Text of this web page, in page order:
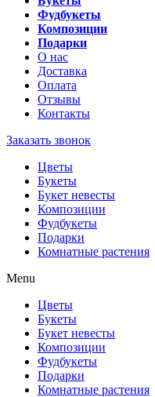
Фудбукеты
Композиции
Подарки
О нас
Доставка
Оплата
Отзывы
Контакты
Заказать звонок
Цветы
Букеты
Букет невесты
Композиции
Фудбукеты
Подарки
Комнатные растения
Menu
Цветы
Букеты
Букет невесты
Композиции
Фудбукеты
Подарки
Комнатные растения